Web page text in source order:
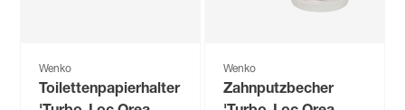
Wenko
Toilettenpapierhalter
Wenko
Zahnputzbecher